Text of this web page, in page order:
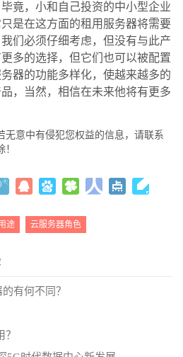
竟，小和自己投资的中小型企业
是在这方面的租用服务器将需要
们必须仔细考虑，但没有与此产
多的选择，但它们也可以被配置
器的功能多样化，使越来越多的
，当然，相信在未来他将有更多
无意中有侵犯您权益的信息，请联系
途 云服务器角色
有何不同？